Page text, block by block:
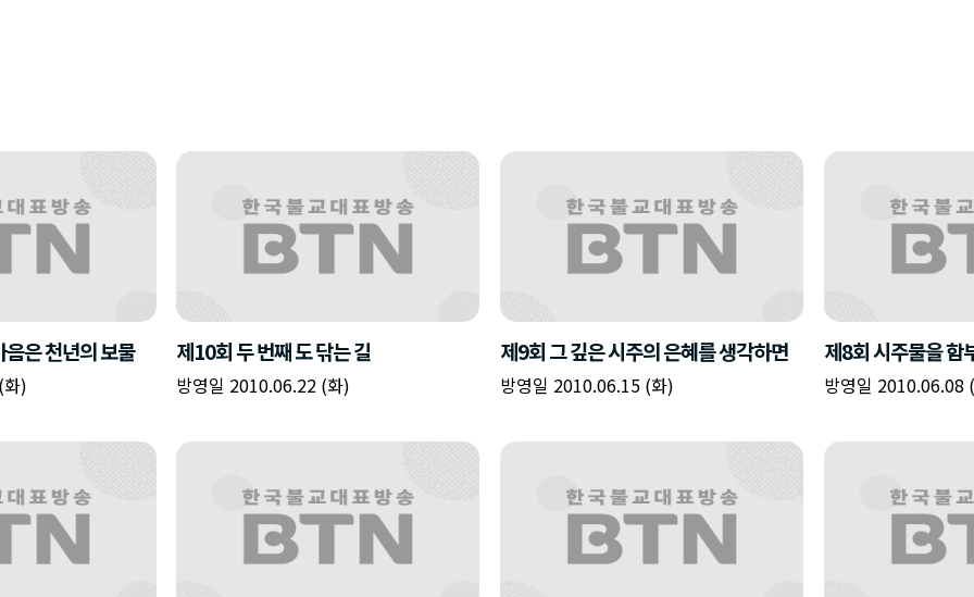
은 천년의 보물
)
제10회 두 번째 도 닦는 길
방영일 2010.06.22 (화)
제9회 그 깊은 시주의 은혜를 생각하면
방영일 2010.06.15 (화)
제8회 시주물을 함
방영일 2010.06.08